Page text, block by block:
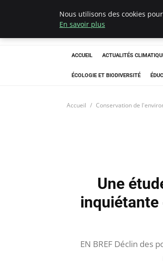
ACCUEIL ACTUALITÉS
ÉCOLOGIE ET BIODIVERSITÉ
Accueil Conservation de
Une
inquiétante
EN BREF Déclin des
Nous utilisons des cookies
En savoir plus